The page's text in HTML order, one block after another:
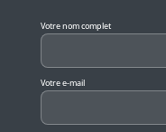
Votre nom complet
Votre e-mail